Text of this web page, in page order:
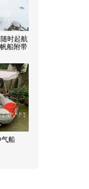
时起航
船附带
气船